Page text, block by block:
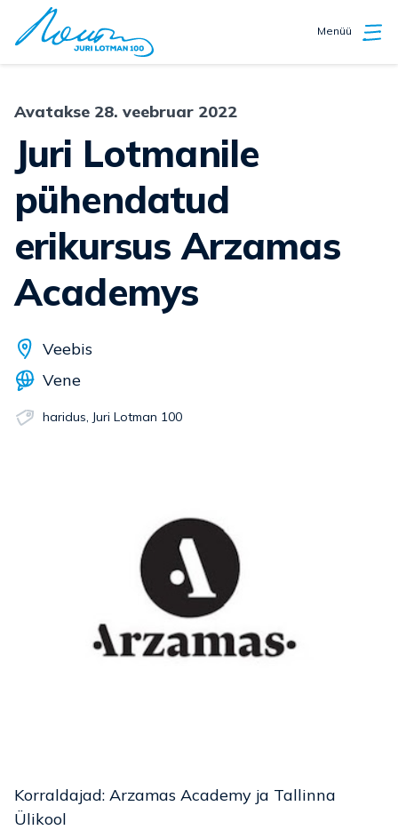
Menüü
Avatakse 28. veebruar 2022
Juri Lotmanile
pühendatud
erikursus Arzamas
Academys
Veebis
Vene
haridus, Juri Lotman 100
Korraldajad: Arzamas Academy ja Tallinna
Ülikool